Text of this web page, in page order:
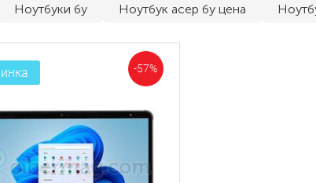
Ноутбуки бу Ноутбук асер бу цена
-57%